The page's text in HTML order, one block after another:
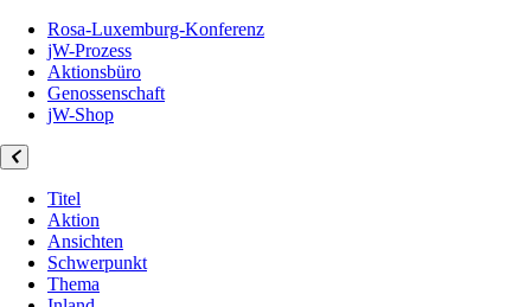
Rosa-Luxemburg-Konferenz
jW-Prozess
Aktionsbüro
Genossenschaft
jW-Shop
Titel
Aktion
Ansichten
Schwerpunkt
Thema